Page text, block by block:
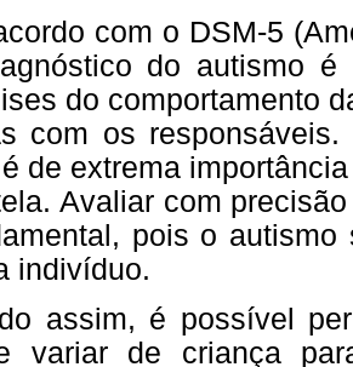
com o DSM-5
do autismo
do comportamento
com os
de extrema
Avaliar com
pois o
indivíduo.
assim, é possível
variar de criança